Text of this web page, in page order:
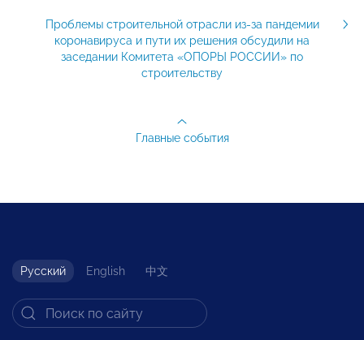
Проблемы строительной отрасли из-за пандемии
коронавируса и пути их решения обсудили на
заседании Комитета «ОПОРЫ РОССИИ» по
строительству
Главные события
Русский English 中文